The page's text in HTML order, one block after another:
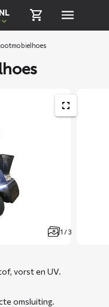
NL
1 / 3
vorst en UV.
omsluiting.